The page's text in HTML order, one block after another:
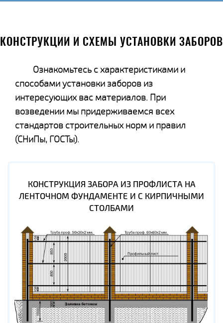
КОНСТРУКЦИИ И СХЕМЫ УСТАНОВКИ ЗАБОРОВ
Ознакомьтесь с характеристиками и
способами установки заборов из
интересующих вас материалов. При
возведении мы придерживаемся всех
стандартов строительных норм и правил
(СНиПы, ГОСТы).
КОНСТРУКЦИЯ ЗАБОРА ИЗ ПРОФЛИСТА НА
ЛЕНТОЧНОМ ФУНДАМЕНТЕ И С КИРПИЧНЫМИ
СТОЛБАМИ